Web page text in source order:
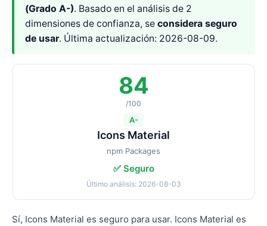
(Grado A-). Basado en el análisis de 2
dimensiones de confianza, se considera seguro
de usar. Última actualización: 2026-08-09.
84
/100
A-
Icons Material
npm Packages
✅ Seguro
Último análisis: 2026-08-03
Sí, Icons Material es seguro para usar. Icons Material es